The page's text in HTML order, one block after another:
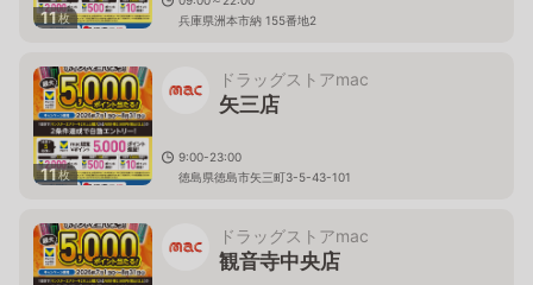
11枚
兵庫県洲本市納 155番地2
11枚
ドラッグストアmac
矢三店
9:00-23:00
徳島県徳島市矢三町3-5-43-101
ドラッグストアmac
観音寺中央店